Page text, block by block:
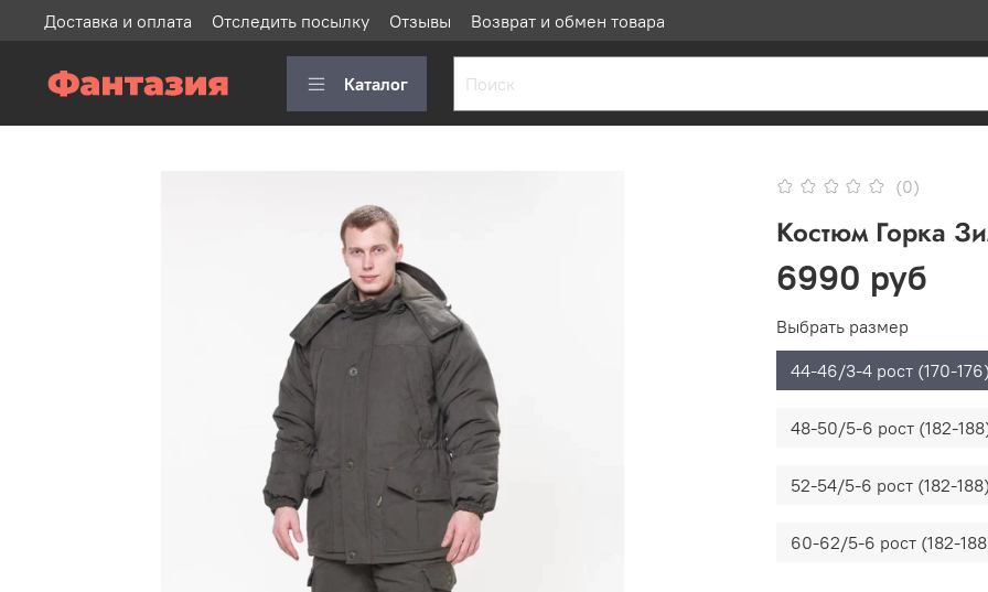
Доставка и оплата Отследить посылку Отзывы Возврат и обмен товара
Каталог
(0)
Костюм Горка
6990 руб
Выбрать размер
44-46/3-4 рост (170-176)
48-50/5-6 рост (182-
52-54/5-6 рост (182-188)
60-62/5-6 рост (182-